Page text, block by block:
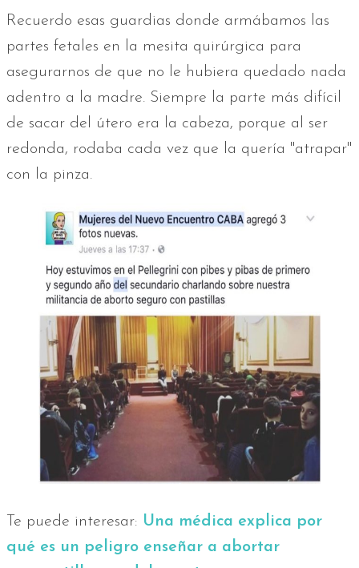
Recuerdo esas guardias donde armábamos las
partes fetales en la mesita quirúrgica para
asegurarnos de que no le hubiera quedado nada
adentro a la madre. Siempre la parte más difícil
de sacar del útero era la cabeza, porque al ser
redonda, rodaba cada vez que la quería "atrapar"
con la pinza.
Te puede interesar: Una médica explica por
qué es un peligro enseñar a abortar